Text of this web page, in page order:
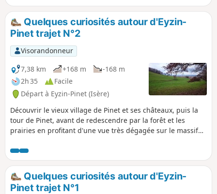
Quelques curiosités autour d'Eyzin-
Pinet trajet N°2
Visorandonneur
7,38 km
+168 m
-168 m
2h 35
Facile
Départ à Eyzin-Pinet (Isère)
Découvrir le vieux village de Pinet et ses châteaux, puis la
tour de Pinet, avant de redescendre par la forêt et les
prairies en profitant d'une vue très dégagée sur le massif
monts d'Or.
Quelques curiosités autour d'Eyzin-
Pinet trajet N°1